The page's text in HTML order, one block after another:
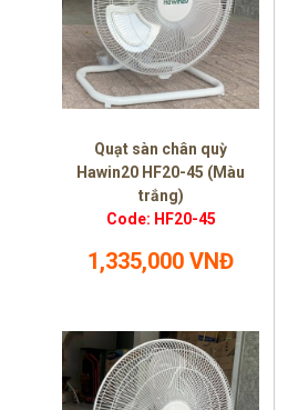
Quạt sàn chân quỳ
Hawin20 HF20-45 (Màu
trắng)
Code: HF20-45
1,335,000 VNĐ